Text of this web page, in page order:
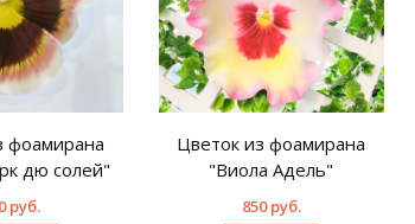
фоамирана
дю солей"
руб.
Цветок из фоамирана
"Виола Адель"
850 руб.